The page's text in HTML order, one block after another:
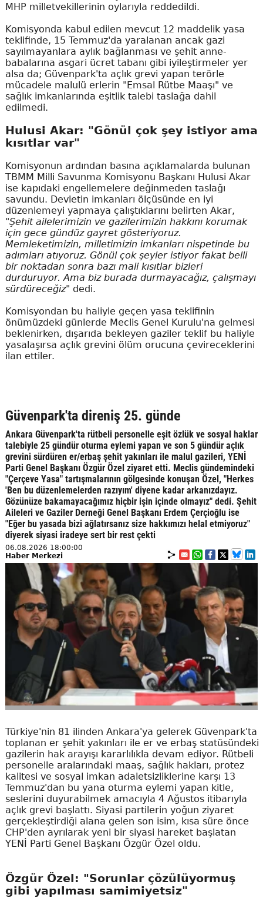
MHP milletvekillerinin oylarıyla reddedildi.
Komisyonda kabul edilen mevcut 12 maddelik yasa
teklifinde, 15 Temmuz'da yaralanan ancak gazi
sayılmayanlara aylık bağlanması ve şehit anne-
babalarına asgari ücret tabanı gibi iyileştirmeler yer
alsa da; Güvenpark'ta açlık grevi yapan terörle
mücadele malulü erlerin "Emsal Rütbe Maaşı" ve
sağlık imkanlarında eşitlik talebi taslağa dahil
edilmedi.
Hulusi Akar: "Gönül çok şey istiyor ama
kısıtlar var"
Komisyonun ardından basına açıklamalarda bulunan
TBMM Milli Savunma Komisyonu Başkanı Hulusi Akar
ise kapıdaki engellemelere değinmeden taslağı
savundu. Devletin imkanları ölçüsünde en iyi
düzenlemeyi yapmaya çalıştıklarını belirten Akar,
"Şehit ailelerimizin ve gazilerimizin hakkını korumak
için gece gündüz gayret gösteriyoruz.
Memleketimizin, milletimizin imkanları nispetinde bu
adımları atıyoruz. Gönül çok şeyler istiyor fakat belli
bir noktadan sonra bazı mali kısıtlar bizleri
durduruyor. Ama biz burada durmayacağız, çalışmayı
sürdüreceğiz" dedi.
Komisyondan bu haliyle geçen yasa teklifinin
önümüzdeki günlerde Meclis Genel Kurulu'na gelmesi
beklenirken, dışarıda bekleyen gaziler teklif bu haliyle
yasalaşırsa açlık grevini ölüm orucuna çevireceklerini
ilan ettiler.
Güvenpark'ta direniş 25. günde
Ankara Güvenpark'ta rütbeli personelle eşit özlük ve sosyal haklar
talebiyle 25 gündür oturma eylemi yapan ve son 5 gündür açlık
grevini sürdüren er/erbaş şehit yakınları ile malul gazileri, YENİ
Parti Genel Başkanı Özgür Özel ziyaret etti. Meclis gündemindeki
"Çerçeve Yasa" tartışmalarının gölgesinde konuşan Özel, "Herkes
'Ben bu düzenlemelerden razıyım' diyene kadar arkanızdayız.
Gözünüze bakamayacağımız hiçbir işin içinde olmayız" dedi. Şehit
Aileleri ve Gaziler Derneği Genel Başkanı Erdem Çerçioğlu ise
"Eğer bu yasada bizi ağlatırsanız size hakkımızı helal etmiyoruz"
diyerek siyasi iradeye sert bir rest çekti
06.08.2026 18:00:00
Haber Merkezi
Türkiye'nin 81 ilinden Ankara'ya gelerek Güvenpark'ta
toplanan er şehit yakınları ile er ve erbaş statüsündeki
gazilerin hak arayışı kararlılıkla devam ediyor. Rütbeli
personelle aralarındaki maaş, sağlık hakları, protez
kalitesi ve sosyal imkan adaletsizliklerine karşı 13
Temmuz'dan bu yana oturma eylemi yapan kitle,
seslerini duyurabilmek amacıyla 4 Ağustos itibarıyla
açlık grevi başlattı. Siyasi partilerin yoğun ziyaret
gerçekleştirdiği alana gelen son isim, kısa süre önce
CHP'den ayrılarak yeni bir siyasi hareket başlatan
YENİ Parti Genel Başkanı Özgür Özel oldu.
Özgür Özel: "Sorunlar çözülüyormuş
gibi yapılması samimiyetsiz"